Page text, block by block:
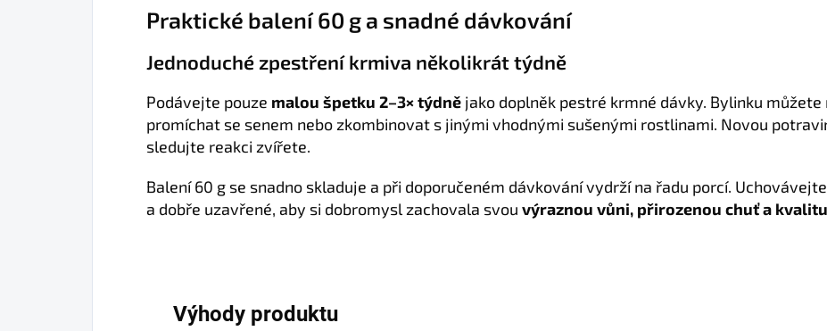
Praktické balení 60 g a snadné dávkování
Jednoduché zpestření krmiva několikrát týdně
Podávejte pouze malou špetku 2–3× týdně jako doplněk pestré krmné dávky. Bylinku
promíchat se senem nebo zkombinovat s jinými vhodnými sušenými rostlinami. Novou
sledujte reakci zvířete.
Balení 60 g se snadno skladuje a při doporučeném dávkování vydrží na řadu porcí.
a dobře uzavřené, aby si dobromysl zachovala svou výraznou vůni, přirozenou chuť a kvalitu
Výhody produktu